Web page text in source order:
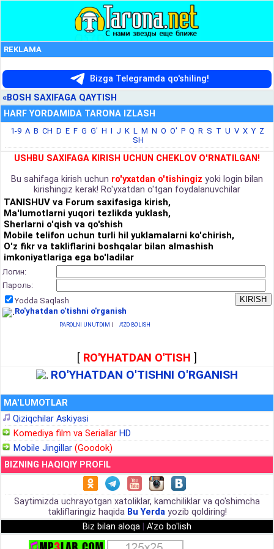
REKLAMA
Bizga Telegramda qo'shiling!
«BOSH SAXIFAGA QAYTISH
HARF YORDAMIDA TARONA IZLASH
1-9 A B CH D E F G G' H I J K L M N O O' P Q R S T U V X Y Z
SH
USHBU SAXIFAGA KIRISH UCHUN CHEKLOV O'RNATILGAN!
Bu sahifaga kirish uchun ro'yxatdan o'tishingiz yoki login bilan
kirishingiz kerak! Ro'yxatdan o'tgan foydalanuvchilar
TANISHUV va Forum saxifasiga kirish,
Ma'lumotlarni yuqori tezlikda yuklash,
Sherlarni o'qish va qo'shish
Mobile telifon uchun turli hil yuklamalarni ko'chirish,
O'z fikr va takliflarini boshqalar bilan almashish
imkoniyatlariga ega bo'ladilar
Логин:
Пароль:
Yodda Saqlash
Ro'yhatdan o'tishni o'rganish
PAROLNI UNUTDIM | A'ZO BO'LISH
[ RO'YHATDAN O'TISH ]
RO'YHATDAN O'TISHNI O'RGANISH
MA'LUMOTLAR
Qiziqchilar Askiyasi
Komediya film va Seriallar HD
Mobile Jingillar (Goodok)
BIZNING HAQIQIY PROFIL
Saytimizda uchrayotgan xatoliklar, kamchiliklar va qo'shimcha
takliflaringiz haqida Bu Yerdayozib qoldiring!
Biz bilan aloqa
A'zo bo'lish